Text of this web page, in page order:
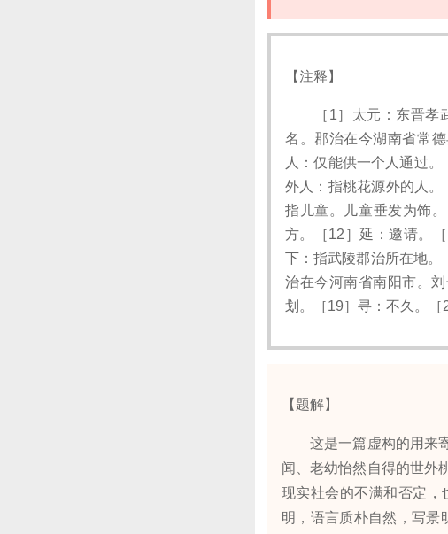
【注释】
［1］太元：东晋孝武
名。郡治在今湖南省常
人：仅能供一个人通过
外人：指桃花源外的人。
指儿童。儿童垂发为饰
方。［12］延：邀请。
下：指武陵郡治所在地。
治在今河南省南阳市。
划。［19］寻：不久。［
【题解】
这是一篇虚构的用来寄
闻、老幼怡然自得的世外
现实社会的不满和否定，
明，语言质朴自然，写景